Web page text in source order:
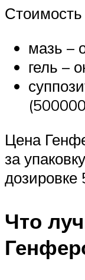
мазь –
гель –
Цена
за
Что